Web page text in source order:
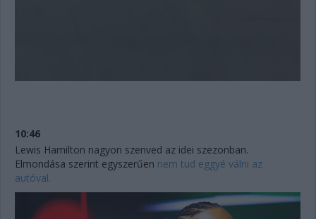
10:46
Lewis Hamilton nagyon szenved az idei szezonban.
Elmondása szerint egyszerűen nem tud eggyé válni az
autóval.